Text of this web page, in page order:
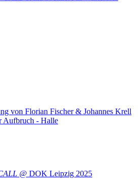
von Florian Fischer & Johannes Krell
Aufbruch - Halle
@ DOK Leipzig 2025